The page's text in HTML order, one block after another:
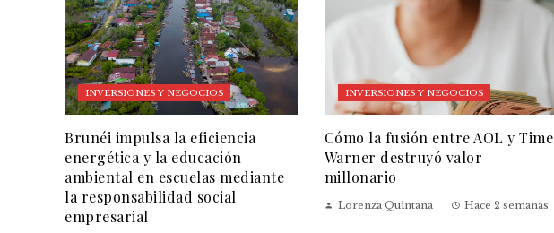
INVERSIONES Y NEGOCIOS
Brunéi impulsa la eficiencia
energética y la educación
ambiental en escuelas mediante
la responsabilidad social
empresarial
INVERSIONES Y NEGOCIOS
Cómo la fusión entre AOL y Time
Warner destruyó valor
millonario
Lorenza Quintana Hace 2 semanas